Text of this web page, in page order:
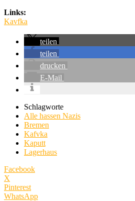
Links:
Kavfka
teilen
teilen
drucken
E-Mail
Schlagworte
Alle hassen Nazis
Bremen
Kafvka
Kaputt
Lagerhaus
Facebook
X
Pinterest
WhatsApp